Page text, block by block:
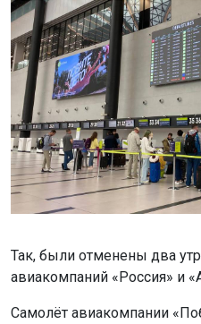
Так, были отменены два
авиакомпаний «Россия» и
Самолёт авиакомпании